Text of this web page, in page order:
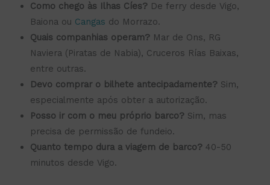
Como chego às Ilhas Cíes? De ferry desde Vigo,
Baiona ou Cangas do Morrazo.
Quais companhias operam? Mar de Ons, RG
Naviera (Piratas de Nabia), Cruceros Rías Baixas,
entre outras.
Devo comprar o bilhete antecipadamente? Sim,
especialmente após obter a autorização.
Posso ir com o meu próprio barco? Sim, mas
precisa de permissão de fundeio.
Quanto tempo dura a viagem de barco? 40-50
minutos desde Vigo.